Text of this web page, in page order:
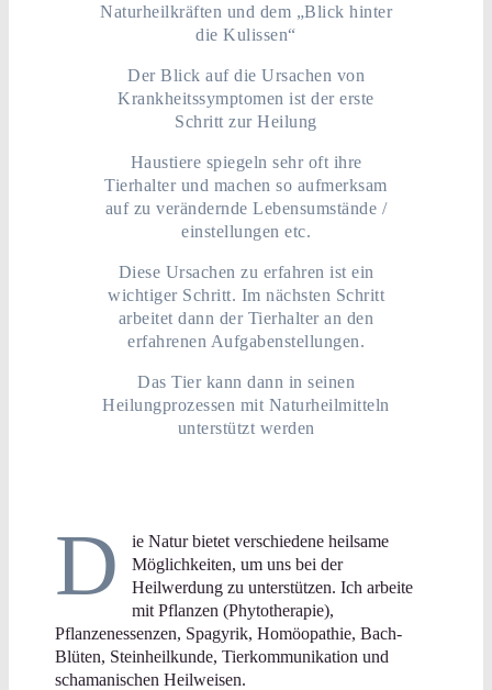
Naturheilkräften und dem „Blick hinter
die Kulissen“
Der Blick auf die Ursachen von
Krankheitssymptomen ist der erste
Schritt zur Heilung
Haustiere spiegeln sehr oft ihre
Tierhalter und machen so aufmerksam
auf zu verändernde Lebensumstände /
einstellungen etc.
Diese Ursachen zu erfahren ist ein
wichtiger Schritt. Im nächsten Schritt
arbeitet dann der Tierhalter an den
erfahrenen Aufgabenstellungen.
Das Tier kann dann in seinen
Heilungprozessen mit Naturheilmitteln
unterstützt werden
D
ie Natur bietet verschiedene heilsame
Möglichkeiten, um uns bei der
Heilwerdung zu unterstützen. Ich arbeite
mit Pflanzen (Phytotherapie),
Pflanzenessenzen, Spagyrik, Homöopathie, Bach-
Blüten, Steinheilkunde, Tierkommunikation und
schamanischen Heilweisen.